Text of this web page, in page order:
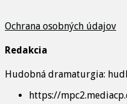
Ochrana osobných údajov
Redakcia
Hudobná dramaturgia:
https://